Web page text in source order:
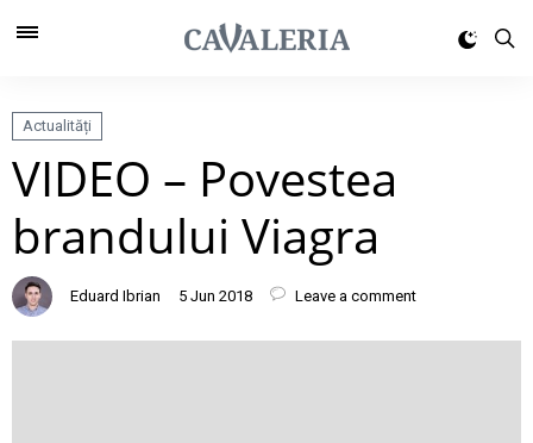
Actualități
VIDEO – Povestea
brandului Viagra
Eduard Ibrian 5 Jun 2018 Leave a comment